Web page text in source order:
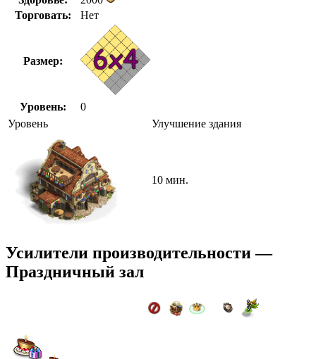
Торговать:
Нет
Размер:
Уровень:
0
Уровень
Улучшение здания
10 мин.
Усилители производительности —
Праздничный зал